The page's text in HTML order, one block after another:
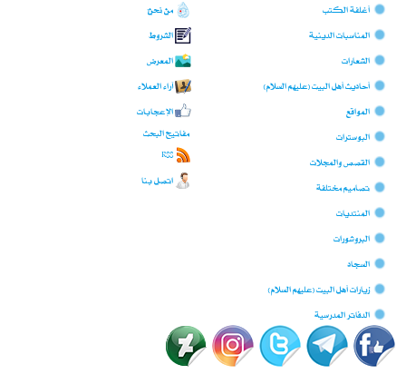
أغلفة الكتب
المناسبات الدينية
الشعارات
أحاديث أهل البيت (عليهم السلام)
المواقع
البوسترات
القصص والمجلات
تصاميم مختلفة
المنتديات
البروشورات
السجّاد
زيارات أهل البيت (عليهم السلام)
الدفاتر المدرسية
من نحن؟
الشروط
المعرض
آراء العملاء
الإعجابات
مفاتيح البحث
RSS
اتصل بنا